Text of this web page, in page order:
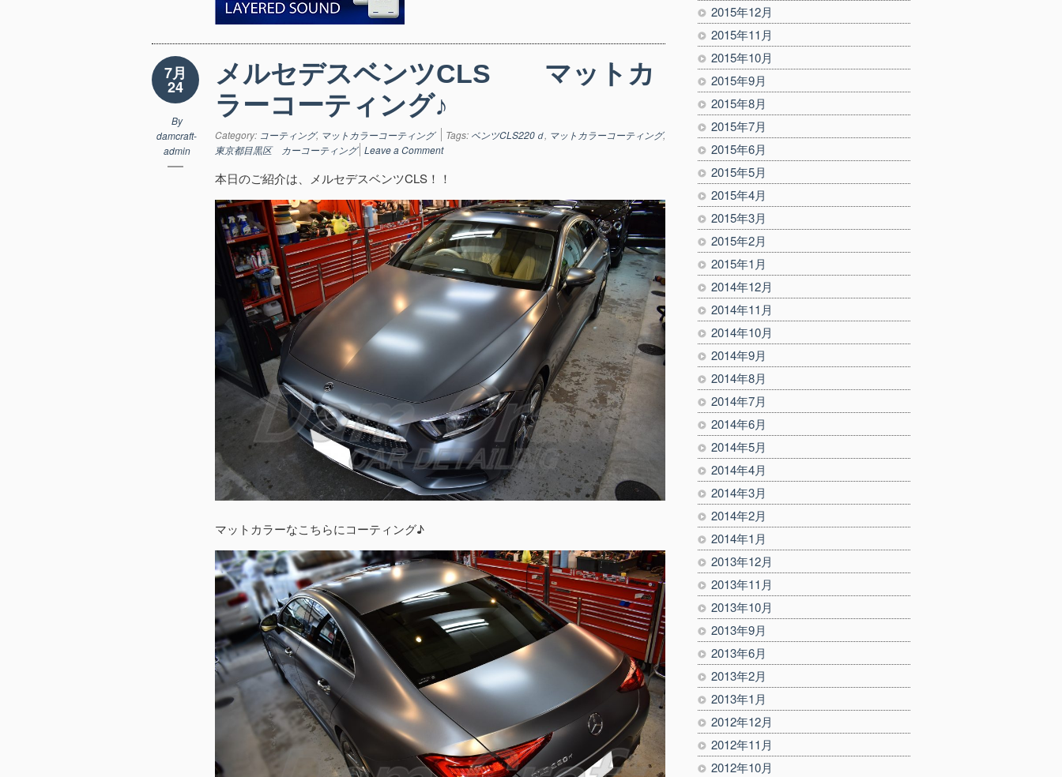
7月
24
By
damcraft-
admin
メルセデスベンツCLS マットカ
ラーコーティング♪
Category: コーティング, マットカラーコーティング Tags: ベンツCLS220ｄ, マットカラーコーティング,
東京都目黒区 カーコーティング Leave a Comment
本日のご紹介は、メルセデスベンツCLS！！
マットカラーなこちらにコーティング♪
2015年12月
2015年11月
2015年10月
2015年9月
2015年8月
2015年7月
2015年6月
2015年5月
2015年4月
2015年3月
2015年2月
2015年1月
2014年12月
2014年11月
2014年10月
2014年9月
2014年8月
2014年7月
2014年6月
2014年5月
2014年4月
2014年3月
2014年2月
2014年1月
2013年12月
2013年11月
2013年10月
2013年9月
2013年6月
2013年2月
2013年1月
2012年12月
2012年11月
2012年10月